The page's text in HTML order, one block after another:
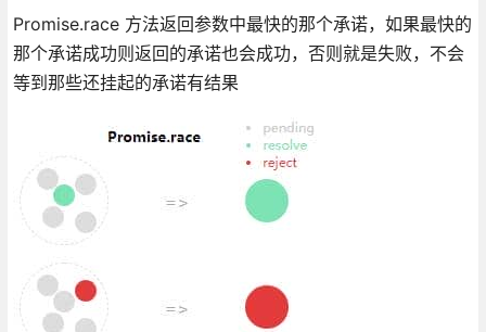
Promise.race 方法返回参数中最快的那个承诺，如果最快的
那个承诺成功则返回的承诺也会成功，否则就是失败，不会
等到那些还挂起的承诺有结果